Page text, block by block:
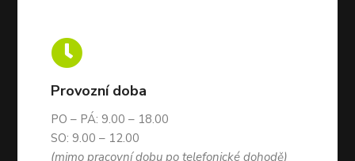

Provozní doba
PO – PÁ: 9.00 – 18.00
SO: 9.00 – 12.00
(mimo pracovní dobu po telefonické dohodě)